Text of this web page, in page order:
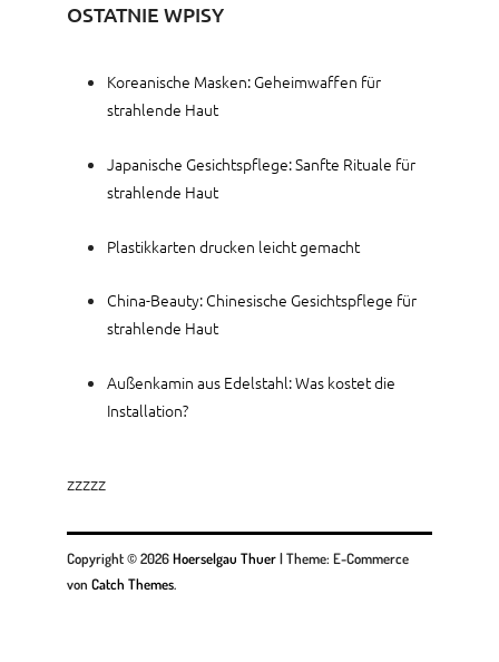
OSTATNIE WPISY
Koreanische Masken: Geheimwaffen für
strahlende Haut
Japanische Gesichtspflege: Sanfte Rituale für
strahlende Haut
Plastikkarten drucken leicht gemacht
China-Beauty: Chinesische Gesichtspflege für
strahlende Haut
Außenkamin aus Edelstahl: Was kostet die
Installation?
zzzzz
Copyright © 2026Hoerselgau Thuer|Theme: E-Commerce
von Catch Themes.